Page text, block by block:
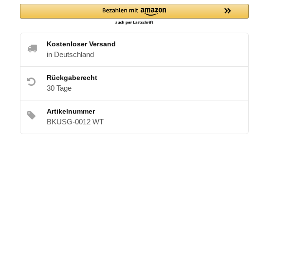
Kostenloser Versand
in Deutschland
Rückgaberecht
30 Tage
Artikelnummer
BKUSG-0012 WT